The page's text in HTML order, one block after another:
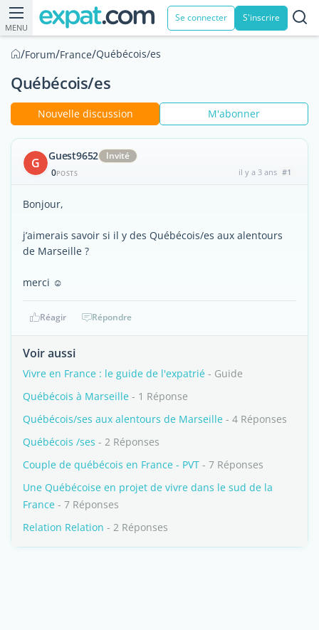
MENU
Se connecter S'inscrire
/Forum/France/Québécois/es
Québécois/es
Nouvelle discussion M'abonner
G Guest9652
Invité
0POSTS il y a 3 ans #1
Bonjour,
j’aimerais savoir si il y des Québécois/es aux alentours
de Marseille ?
merci ☺️
Réagir Répondre
Voir aussi
Vivre en France : le guide de l'expatrié - Guide
Québécois à Marseille - 1 Réponse
Québécois/ses aux alentours de Marseille - 4 Réponses
Québécois /ses - 2 Réponses
Couple de québécois en France - PVT - 7 Réponses
Une Québécoise en projet de vivre dans le sud de la
France - 7 Réponses
Relation Relation - 2 Réponses